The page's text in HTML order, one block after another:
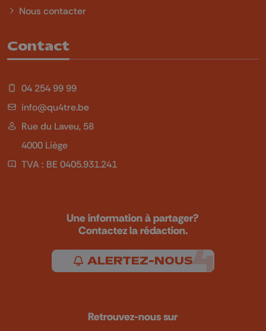
Nous contacter
Contact
04 254 99 99
info@qu4tre.be
Rue du Laveu, 58
4000 Liège
TVA : BE 0405.931.241
Une information à partager?
Contactez la rédaction.
ALERTEZ-NOUS
Retrouvez-nous sur